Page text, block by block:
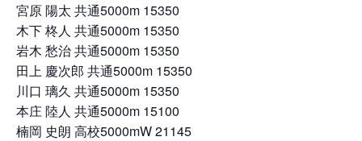
宮原 陽太 共通5000m 15350
木下 柊人 共通5000m 15350
岩木 愁治 共通5000m 15350
田上 慶次郎 共通5000m 15350
川口 璃久 共通5000m 15350
本庄 陸人 共通5000m 15100
楠岡 史朗 高校5000mW 21145